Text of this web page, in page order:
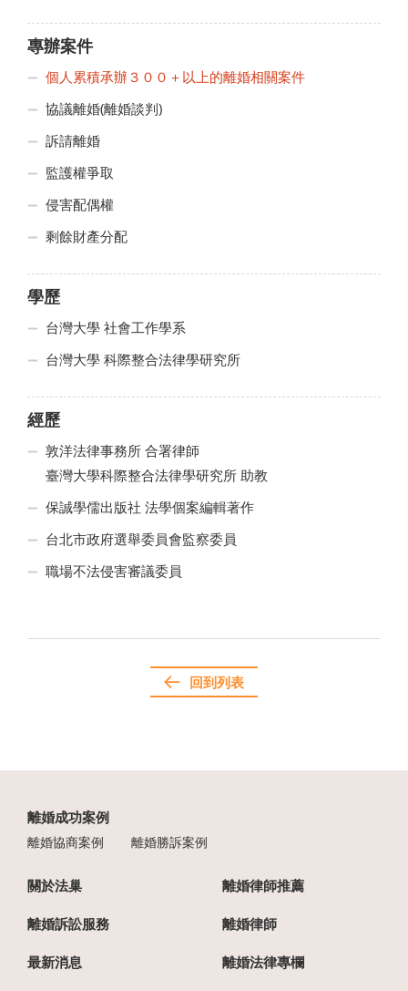
專辦案件
個人累積承辦３００＋以上的離婚相關案件
協議離婚(離婚談判)
訴請離婚
監護權爭取
侵害配偶權
剩餘財產分配
學歷
台灣大學 社會工作學系
台灣大學 科際整合法律學研究所
經歷
敦洋法律事務所 合署律師
臺灣大學科際整合法律學研究所 助教
保誠學儒出版社 法學個案編輯著作
台北市政府選舉委員會監察委員
職場不法侵害審議委員
回到列表
離婚成功案例
離婚協商案例 離婚勝訴案例
關於法巢 離婚律師推薦
離婚訴訟服務 離婚律師
最新消息 離婚法律專欄